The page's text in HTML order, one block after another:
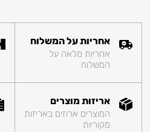
אחריות על המשלוח
אחריות מלאה על
המשלוח
אריזות מוצרים
המוצרים ארוזים באריזות
מקוריות